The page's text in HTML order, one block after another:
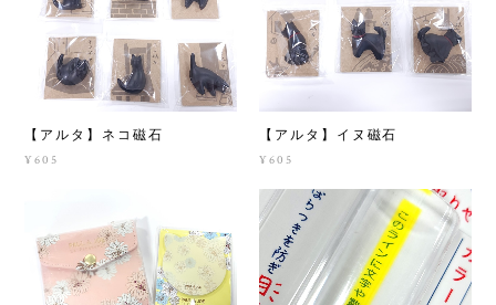
【アルタ】ネコ磁石
¥605
【アルタ】イヌ磁石
¥605